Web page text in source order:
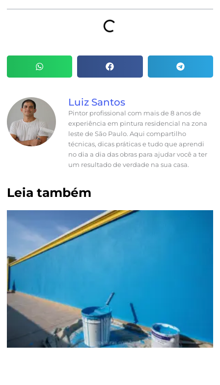
Luiz Santos
Pintor profissional com mais de 8 anos de
experiência em pintura residencial na zona
leste de São Paulo. Aqui compartilho
técnicas, dicas práticas e tudo que aprendi
no dia a dia das obras para ajudar você a ter
um resultado de verdade na sua casa.
Leia também